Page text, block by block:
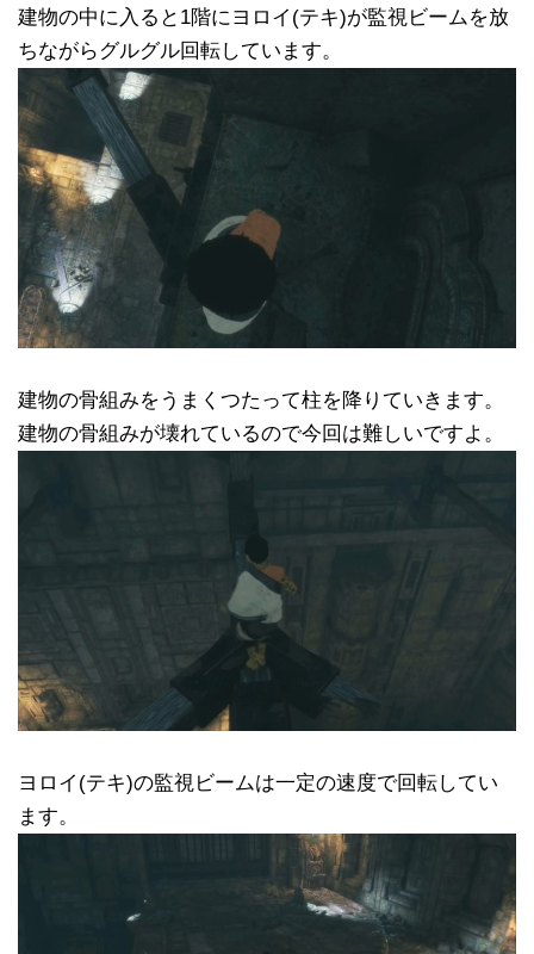
建物の中に入ると1階にヨロイ(テキ)が監視ビームを放
ちながらグルグル回転しています。
建物の骨組みをうまくつたって柱を降りていきます。
建物の骨組みが壊れているので今回は難しいですよ。
ヨロイ(テキ)の監視ビームは一定の速度で回転してい
ます。